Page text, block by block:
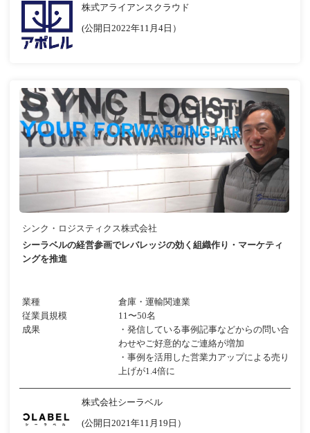
株式アライアンスクラウド
(公開日2022年11月4日）
シンク・ロジスティクス株式会社
シーラベルの経営参画でレバレッジの効く組織作り・マーケティ
ングを推進
業種
倉庫・運輸関連業
従業員規模
11〜50名
成果
・発信している事例記事などからの問い合
わせやご好意的なご連絡が増加
・事例を活用した営業力アップによる売り
上げが1.4倍に
株式会社シーラベル
(公開日2021年11月19日）